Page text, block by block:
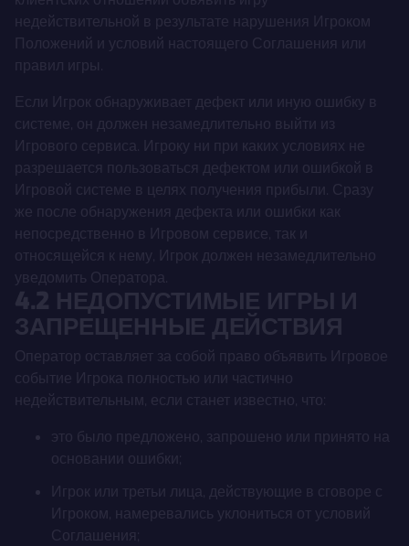
недействительной в результате нарушения Игроком
Положений и условий настоящего Соглашения или
правил игры.
Если Игрок обнаруживает дефект или иную ошибку в
системе, он должен незамедлительно выйти из
Игрового сервиса. Игроку ни при каких условиях не
разрешается пользоваться дефектом или ошибкой в
Игровой системе в целях получения прибыли. Сразу
же после обнаружения дефекта или ошибки как
непосредственно в Игровом сервисе, так и
относящейся к нему, Игрок должен незамедлительно
уведомить Оператора.
4.2 НЕДОПУСТИМЫЕ ИГРЫ И
ЗАПРЕЩЕННЫЕ ДЕЙСТВИЯ
Оператор оставляет за собой право объявить Игровое
событие Игрока полностью или частично
недействительным, если станет известно, что:
это было предложено, запрошено или принято на
основании ошибки;
Игрок или третьи лица, действующие в сговоре с
Игроком, намеревались уклониться от условий
Соглашения;